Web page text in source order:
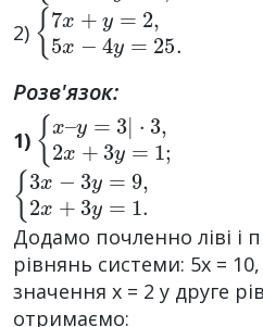
2) {7x+ y=2 ,5 x−
Розв'язок:
1) {x–y= 3|
3,2x+3 y= 1 ;
{3x− 3y=9 ,2 x+
Додамо почленно ліві і
рівнянь системи: 5x =
значення x = 2 у друге
отримаємо: